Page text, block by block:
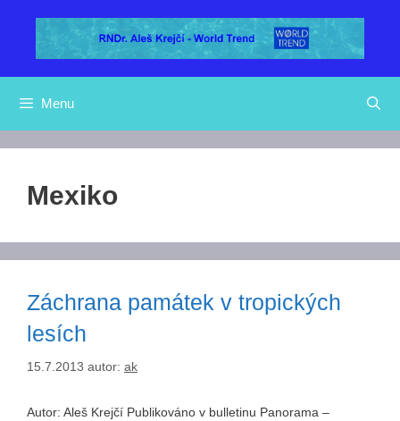
Menu
Mexiko
Záchrana památek v tropických
lesích
15.7.2013 autor: ak
Autor: Aleš Krejčí Publikováno v bulletinu Panorama –